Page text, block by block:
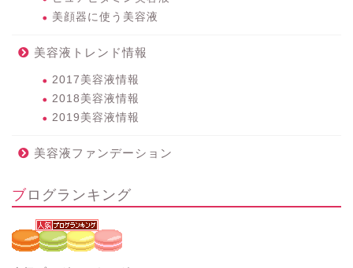
美顔器に使う美容液
美容液トレンド情報
2017美容液情報
2018美容液情報
2019美容液情報
美容液ファンデーション
ブログランキング